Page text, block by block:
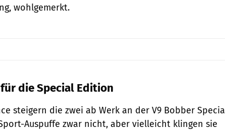
wohlgemerkt.
die Special Edition
steigern die zwei ab Werk an der V9 Bobber
Auspuffe zwar nicht, aber vielleicht klingen sie